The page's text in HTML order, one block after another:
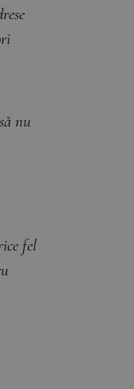
nu
fel